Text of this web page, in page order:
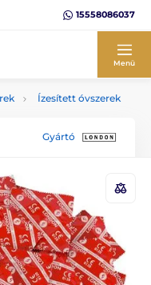
15558086037
Menü
Ízesített óvszerek
Gyártó